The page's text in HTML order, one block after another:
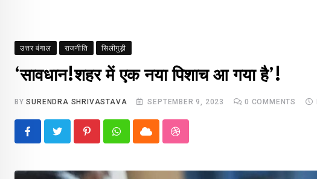
उत्तर बंगाल राजनीति सिलीगुड़ी
‘सावधान!शहर में एक नया पिशाच आ गया है’!
BYSURENDRA SHRIVASTAVA SEPTEMBER 9, 2023 0 COMMENTS
PinterestWhatsappCloud StumbleUpon